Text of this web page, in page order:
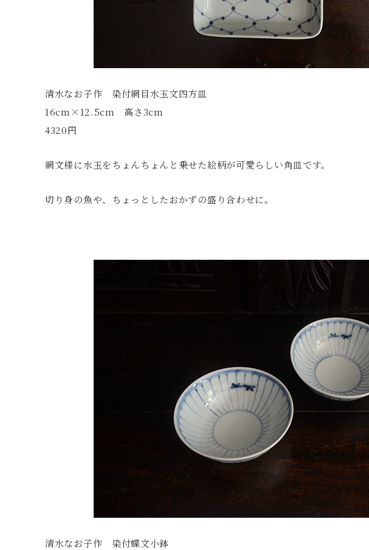
清水なお子作 染付網目水玉文四方皿
16cm×12.5cm 高さ3cm
4320円
網文様に水玉をちょんちょんと乗せた絵柄が可愛らしい角皿です。
切り身の魚や、ちょっとしたおかずの盛り合わせに。
清水なお子作 染付蝶文小鉢